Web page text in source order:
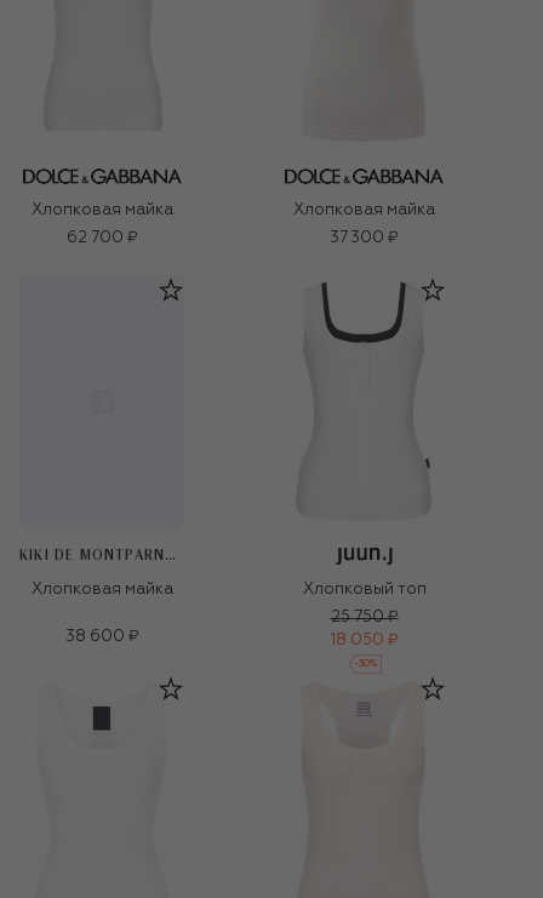
Хлопковая майка
62 700 ₽
Хлопковая майка
37 300 ₽
KIKI DE MONTPARNASSE
Хлопковая майка
38 600 ₽
Хлопковый топ
25 750 ₽
18 050 ₽
-30%